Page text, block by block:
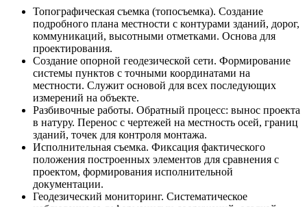
Топографическая съемка (топосъемка). Создание
подробного плана местности с контурами зданий, дорог,
коммуникаций, высотными отметками. Основа для
проектирования.
Создание опорной геодезической сети. Формирование
системы пунктов с точными координатами на
местности. Служит основой для всех последующих
измерений на объекте.
Разбивочные работы. Обратный процесс: вынос проекта
в натуру. Перенос с чертежей на местность осей, границ
зданий, точек для контроля монтажа.
Исполнительная съемка. Фиксация фактического
положения построенных элементов для сравнения с
проектом, формирования исполнительной
документации.
Геодезический мониторинг. Систематическое